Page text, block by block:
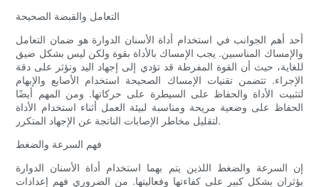
التعامل والقبضة الصحيحة
أحد أهم الجوانب في استخدام أداة الأسنان الدوارة هو ضمان التعامل
والإمساك المناسبين. يجب الإمساك بالأداة بقوة ولكن ليس بشكل ضيق
للغاية، حيث أن القوة المفرطة قد تؤدي إلى إجهاد اليد وتؤثر على دقة
الإجراء. تتضمن تقنيات الإمساك الصحيحة استخدام الأصابع والإبهام
لتثبيت الأداة والحفاظ على السيطرة على حركاتها. ومن المهم أيضًا
الحفاظ على وضعية مريحة ومناسبة لبيئة العمل أثناء استخدام الأداة
لتقليل مخاطر الإصابات الناتجة عن الإجهاد المتكرر.
فهم السرعة والضغط
إن السرعة والضغط اللذين يتم بهما استخدام أداة الأسنان الدوارة
يؤثران بشكل كبير على كفاءتها وفعاليتها. من الضروري فهم إعدادات